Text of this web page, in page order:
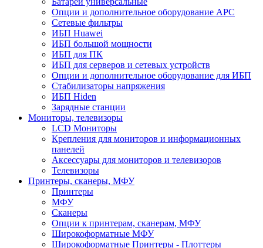
Опции и дополнительное оборудование АРС
Сетевые фильтры
ИБП Huawei
ИБП большой мощности
ИБП для ПК
ИБП для серверов и сетевых устройств
Опции и дополнительное оборудование для ИБП
Стабилизаторы напряжения
ИБП Hiden
Зарядные станции
Мониторы, телевизоры
LCD Мониторы
Крепления для мониторов и информационных
панелей
Аксессуары для мониторов и телевизоров
Телевизоры
Принтеры, сканеры, МФУ
Принтеры
МФУ
Сканеры
Опции к принтерам, сканерам, МФУ
Широкоформатные МФУ
Широкоформатные Принтеры - Плоттеры